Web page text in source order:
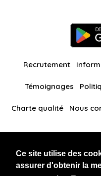
Ce site utilise des
assurer d'obtenir la
Recrutement
Témoignages
Charte qualité Nous